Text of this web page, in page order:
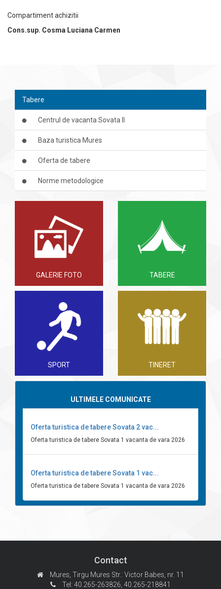
Compartiment achizitii
Cons.sup. Cosma Luciana Carmen
Tabere
Centrul de vacanta Sovata II
Baza turistica Mures
Oferta de tabere
Norme metodologice
GALERIE FOTO TABERE
SPORT TINERET
ULTIMELE COMUNICATE
Oferta turistica de tabere Sovata 2 vac...
Oferta turistica de tabere Sovata 1 vacanta de vara 2026
Oferta turistica de tabere Sovata 1 vac...
Oferta turistica de tabere Sovata 1 vacanta de vara 2026
Contact
Mures, Tirgu Mures Str.: Victor Babes, nr. 11
Tel: 40.265-263826, 40.265-218841